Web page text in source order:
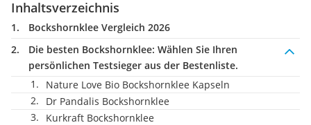
Inhaltsverzeichnis
Bockshornklee Vergleich 2026
Die besten Bockshornklee: Wählen Sie Ihren
persönlichen Testsieger aus der Bestenliste.
Nature Love Bio Bockshornklee Kapseln
Dr Pandalis Bockshornklee
Kurkraft Bockshornklee